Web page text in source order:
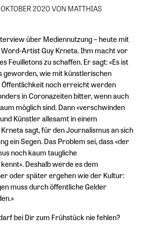
2020 VON MATTHIAS
über Mediennutzung – heute mit
Artist Guy Krneta. Ihm macht vor
Feuilletons zu schaffen. Er sagt: «Es ist
geworden, wie mit künstlerischen
Öffentlichkeit noch erreicht werden
in Coronazeiten bitter, wenn auch
möglich sind. Dann «verschwinden
Künstler allesamt in einem
sagt, für den Journalismus an sich
ein Segen. Das Problem sei, dass «der
noch kaum taugliche
Deshalb werde es dem
oder später ergehen wie der Kultur:
muss durch öffentliche Gelder
bei Dir zum Frühstück nie fehlen?